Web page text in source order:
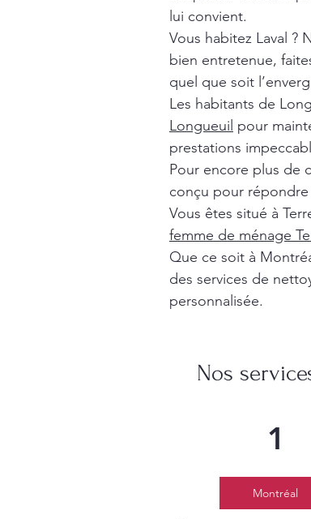
lui convient.
Vous habitez Laval ?
bien entretenue,
quel que soit
Les habitants de
Longueuil pour
prestations
Pour encore plus de
conçu pour
Vous êtes situé à
femme de ménage
Que ce soit à
des services de
personnalisée.
Nos
1
Montréal